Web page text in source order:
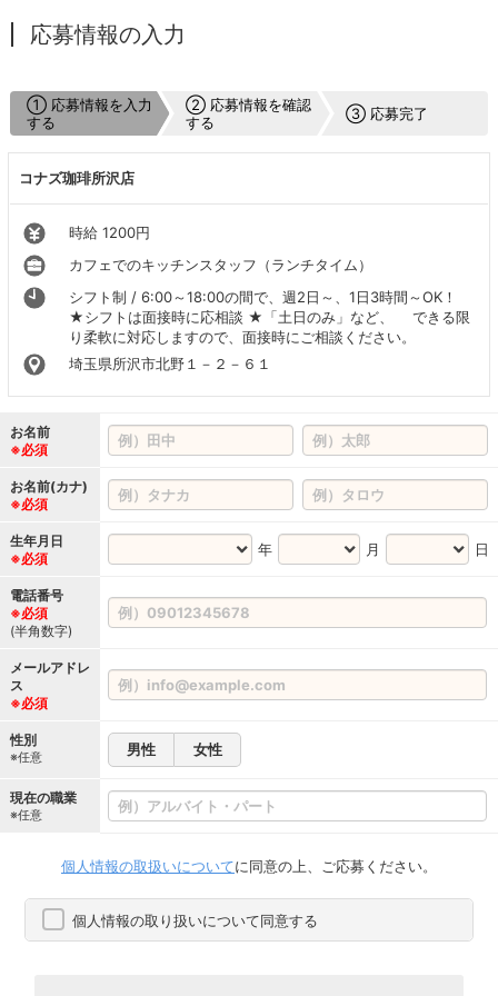
応募情報の入力
① 応募情報を入力
する
② 応募情報を確認
する
③ 応募完了
コナズ珈琲所沢店
時給 1200円
カフェでのキッチンスタッフ（ランチタイム）
シフト制 / 6:00～18:00の間で、週2日～、1日3時間～OK！
★シフトは面接時に応相談 ★「土日のみ」など、 できる限
り柔軟に対応しますので、面接時にご相談ください。
埼玉県所沢市北野１－２－６１
お名前
※必須
お名前(カナ)
※必須
生年月日
※必須
年 月 日
電話番号
※必須
(半角数字)
メールアドレ
ス
※必須
性別
※任意 男性 女性
現在の職業
※任意
個人情報の取扱いについてに同意の上、ご応募ください。
個人情報の取り扱いについて同意する